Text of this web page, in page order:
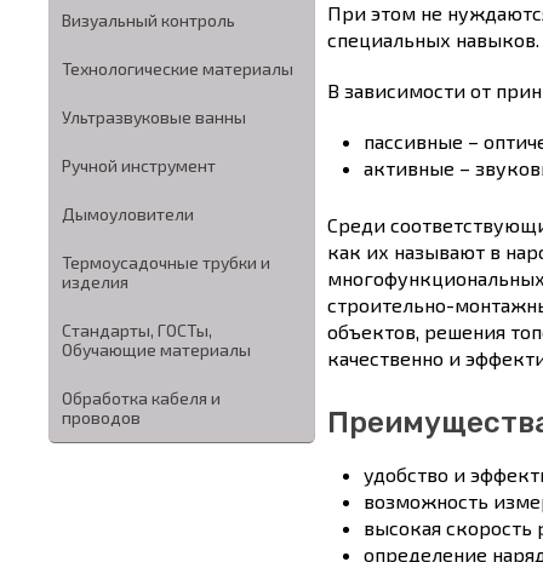
Визуальный контроль
Технологические материалы
Ультразвуковые ванны
Ручной инструмент
Дымоуловители
Термоусадочные трубки и
изделия
Стандарты, ГОСТы,
Обучающие материалы
Обработка кабеля и
проводов
При этом не
специальных навыков.
В зависимости от
пассивные –
активные –
Среди
как их называют в
строительно-
объектов, решения
качественно и
удобство и
возможность
высокая скорость
определение